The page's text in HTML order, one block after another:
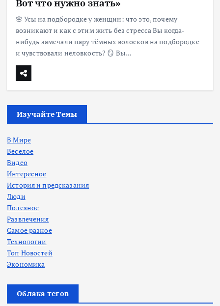
Вот что нужно знать»
🌸 Усы на подбородке у женщин: что это, почему
возникают и как с этим жить без стресса Вы когда-
нибудь замечали пару тёмных волосков на подбородке
и чувствовали неловкость? 🪞 Вы…
Изучайте Темы
В Мире
Веселое
Видео
Интересное
История и предсказания
Люди
Полезное
Развлечения
Самое разное
Технологии
Топ Новостей
Экономика
Облака тегов